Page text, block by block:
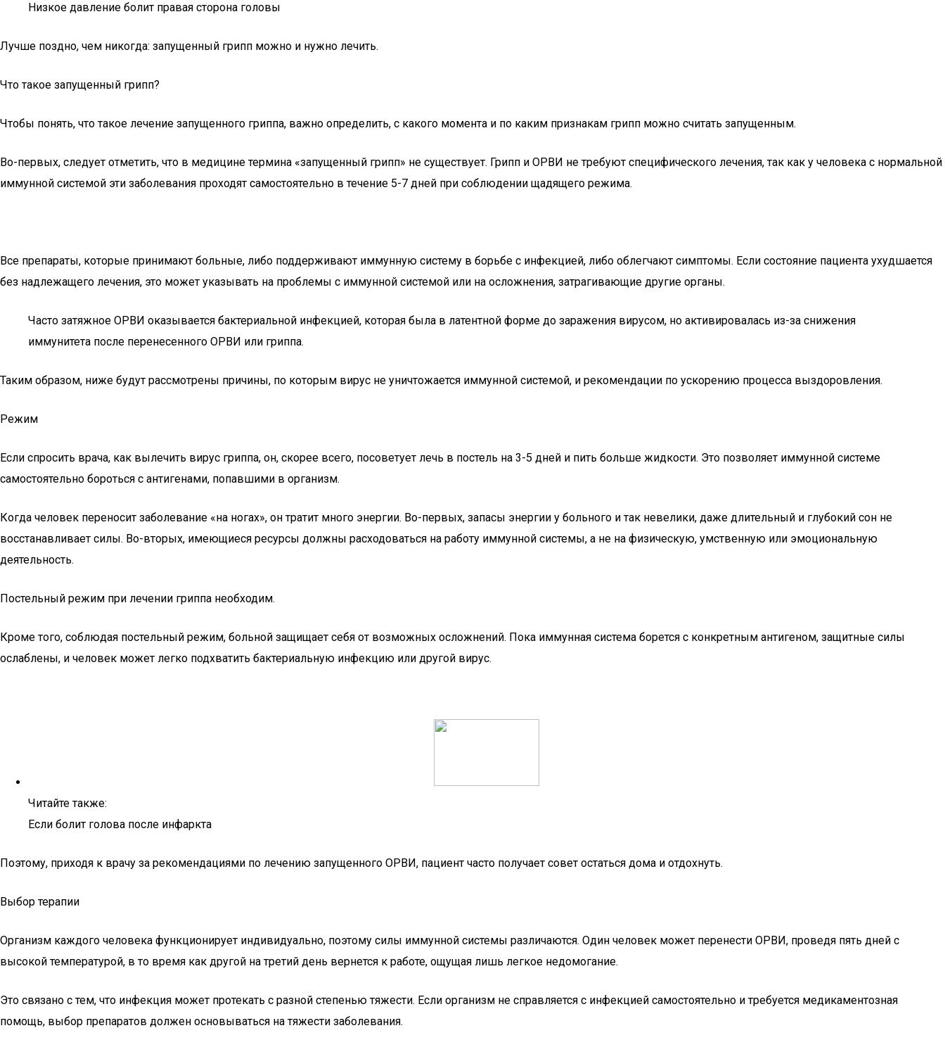
Низкое давление болит правая сторона головы
Лучше поздно, чем никогда: запущенный грипп можно и нужно лечить.
Что такое запущенный грипп?
Чтобы понять, что такое лечение запущенного гриппа, важно определить, с какого момента и по каким признакам грипп можно считать запущенным.
Во-первых, следует отметить, что в медицине термина «запущенный грипп» не существует. Грипп и ОРВИ не требуют специфического лечения, так как у человека с нормальной
иммунной системой эти заболевания проходят самостоятельно в течение 5-7 дней при соблюдении щадящего режима.
Все препараты, которые принимают больные, либо поддерживают иммунную систему в борьбе с инфекцией, либо облегчают симптомы. Если состояние пациента ухудшается
без надлежащего лечения, это может указывать на проблемы с иммунной системой или на осложнения, затрагивающие другие органы.
Часто затяжное ОРВИ оказывается бактериальной инфекцией, которая была в латентной форме до заражения вирусом, но активировалась из-за снижения
иммунитета после перенесенного ОРВИ или гриппа.
Таким образом, ниже будут рассмотрены причины, по которым вирус не уничтожается иммунной системой, и рекомендации по ускорению процесса выздоровления.
Режим
Если спросить врача, как вылечить вирус гриппа, он, скорее всего, посоветует лечь в постель на 3-5 дней и пить больше жидкости. Это позволяет иммунной системе
самостоятельно бороться с антигенами, попавшими в организм.
Когда человек переносит заболевание «на ногах», он тратит много энергии. Во-первых, запасы энергии у больного и так невелики, даже длительный и глубокий сон не
восстанавливает силы. Во-вторых, имеющиеся ресурсы должны расходоваться на работу иммунной системы, а не на физическую, умственную или эмоциональную
деятельность.
Постельный режим при лечении гриппа необходим.
Кроме того, соблюдая постельный режим, больной защищает себя от возможных осложнений. Пока иммунная система борется с конкретным антигеном, защитные силы
ослаблены, и человек может легко подхватить бактериальную инфекцию или другой вирус.
Читайте также:
Если болит голова после инфаркта
Поэтому, приходя к врачу за рекомендациями по лечению запущенного ОРВИ, пациент часто получает совет остаться дома и отдохнуть.
Выбор терапии
Организм каждого человека функционирует индивидуально, поэтому силы иммунной системы различаются. Один человек может перенести ОРВИ, проведя пять дней с
высокой температурой, в то время как другой на третий день вернется к работе, ощущая лишь легкое недомогание.
Это связано с тем, что инфекция может протекать с разной степенью тяжести. Если организм не справляется с инфекцией самостоятельно и требуется медикаментозная
помощь, выбор препаратов должен основываться на тяжести заболевания.